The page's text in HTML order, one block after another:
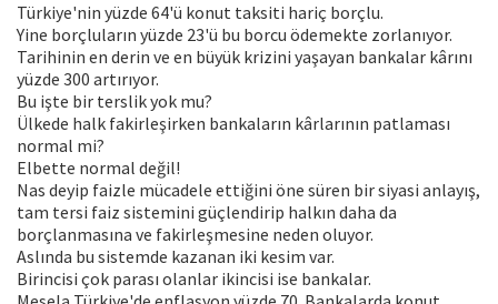
Türkiye'nin yüzde 64'ü konut taksiti hariç borçlu.
Yine borçluların yüzde 23'ü bu borcu ödemekte zorlanıyor.
Tarihinin en derin ve en büyük krizini yaşayan bankalar kârını
yüzde 300 artırıyor.
Bu işte bir terslik yok mu?
Ülkede halk fakirleşirken bankaların kârlarının patlaması
normal mi?
Elbette normal değil!
Nas deyip faizle mücadele ettiğini öne süren bir siyasi anlayış,
tam tersi faiz sistemini güçlendirip halkın daha da
borçlanmasına ve fakirleşmesine neden oluyor.
Aslında bu sistemde kazanan iki kesim var.
Birincisi çok parası olanlar ikincisi ise bankalar.